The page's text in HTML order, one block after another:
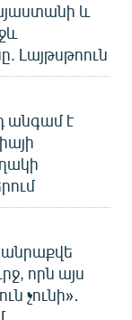
և
Լայթսթոուն
անգամ է
որն այս
չունի»․